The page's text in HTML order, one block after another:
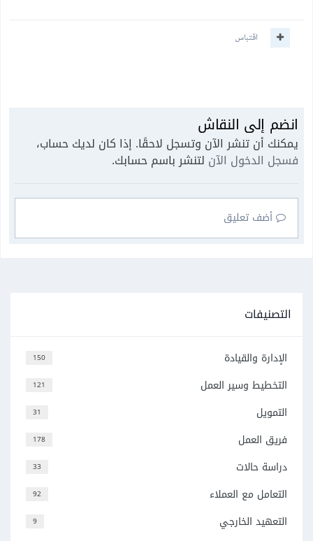
اقتباس
انضم إلى النقاش
يمكنك أن تنشر الآن وتسجل لاحقًا. إذا كان لديك حساب،
فسجل الدخول الآن لتنشر باسم حسابك.
أضف تعليق
التصنيفات
150 الإدارة والقيادة
121 التخطيط وسير العمل
31 التمويل
178 فريق العمل
33 دراسة حالات
92 التعامل مع العملاء
9 التعهيد الخارجي